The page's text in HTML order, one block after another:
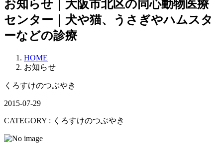
お知らせ｜大阪市北区の同心動物医療
センター｜犬や猫、うさぎやハムスタ
ーなどの診療
HOME
お知らせ
くろすけのつぶやき
2015-07-29
CATEGORY : くろすけのつぶやき